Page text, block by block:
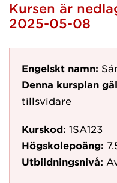
Kursen är
2025-05-08
Engelskt namn:
Denna kursplan
tillsvidare
Kurskod: 1SA123
Högskolepoäng:
Utbildningsnivå: